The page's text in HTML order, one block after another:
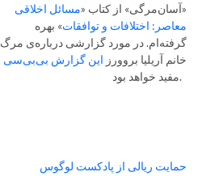
«آسان‌مرگی» از کتاب «مسائل اخلاقی
معاصر: اختلافات و توافقات» بهره
گرفته‌ام. در مورد گزارشی درباره‌ی مرگ
خانم آریلیا بروورز این گزارش بی‌بی‌سی
مفید خواهد بود.
حمایت ریالی از پادکست لوگوس